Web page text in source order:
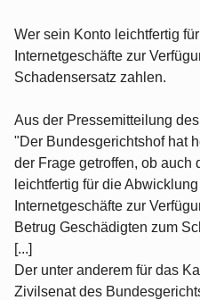
Wer sein Konto leichtfertig
Internetgeschäfte zur
Schadensersatz zahlen.
Aus der Pressemitteilung
"Der Bundesgerichtshof hat
der Frage getroffen, ob auch
leichtfertig für die
Internetgeschäfte zur
Betrug Geschädigten zum
[...]
Der unter anderem für das
Zivilsenat des